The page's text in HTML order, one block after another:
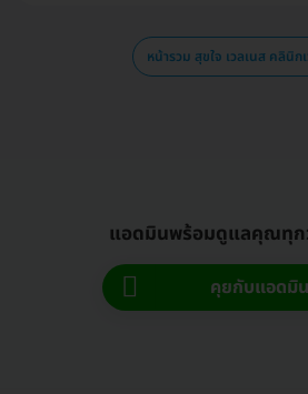
หน้ารวม สุขใจ เวลเนส คลินิก
แอดมินพร้อมดูแลคุณทุก
คุยกับแอดมิ